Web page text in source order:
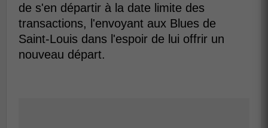
de s'en départir à la date limite des
transactions, l'envoyant aux Blues de
Saint-Louis dans l'espoir de lui offrir un
nouveau départ.